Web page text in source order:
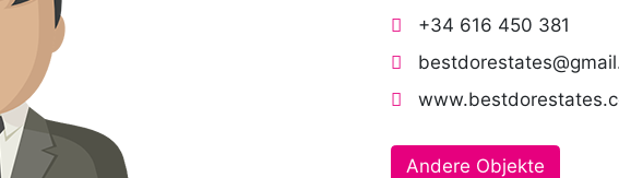
+34 616 450 381
Andere Objekte